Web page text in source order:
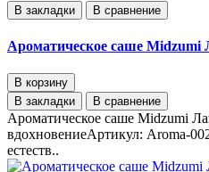
В закладки В сравнение
Ароматическое саше Midzumi
В корзину
В закладки
В сравнение
Ароматическое саше Midzumi
вдохновениеАртикул: Aroma-
естеств..